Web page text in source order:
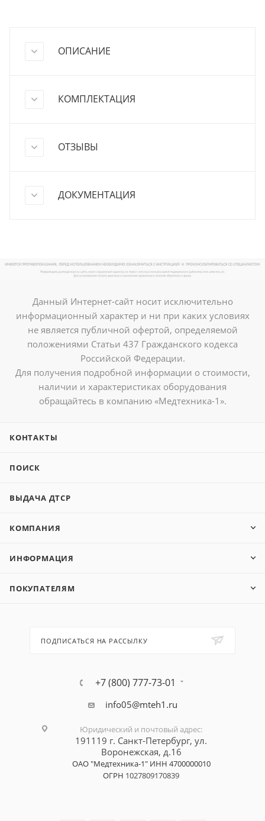
ОПИСАНИЕ
КОМПЛЕКТАЦИЯ
ОТЗЫВЫ
ДОКУМЕНТАЦИЯ
Данный Интернет-сайт носит исключительно
информационный характер и ни при каких условиях
не является публичной офертой, определяемой
положениями Статьи 437 Гражданского кодекса
Российской Федерации.
Для получения подробной информации о стоимости,
наличии и характеристиках оборудования
обращайтесь в компанию «Медтехника-1».
КОНТАКТЫ
ПОИСК
ВЫДАЧА ДТСР
КОМПАНИЯ
ИНФОРМАЦИЯ
ПОКУПАТЕЛЯМ
ПОДПИСАТЬСЯ НА РАССЫЛКУ
+7 (800) 777-73-01
info05@mteh1.ru
Юридический и почтовый адрес:
191119 г. Санкт-Петербург, ул.
Воронежская, д.16
ОАО "Медтехника-1" ИНН 4700000010
ОГРН 1027809170839